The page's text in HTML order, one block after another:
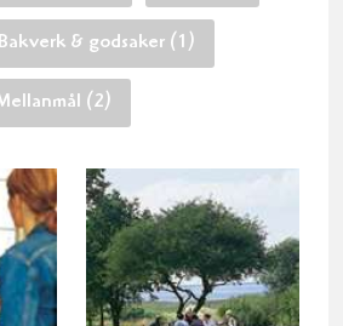
Bakverk & godsaker (1)
(2)